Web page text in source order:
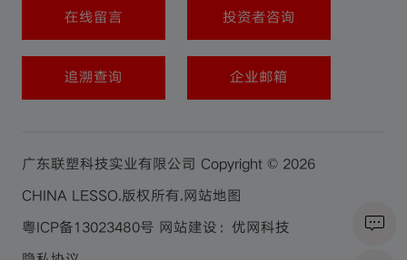
在线留言 投资者咨询
追溯查询 企业邮箱
广东联塑科技实业有限公司 Copyright © 2026
CHINA LESSO.版权所有. 网站地图
粤ICP备13023480号 网站建设：优网科技